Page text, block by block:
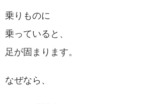
乗りものに
乗っていると、
足が固まります。
なぜなら、